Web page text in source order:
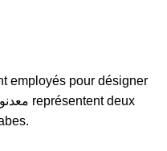
employés pour désigner